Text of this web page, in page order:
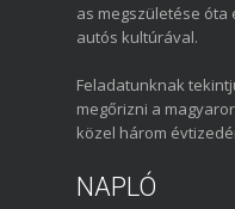
as megszületése óta
autós kultúrával.
Feladatunknak
megőrizni a
közel három
NAPLÓ